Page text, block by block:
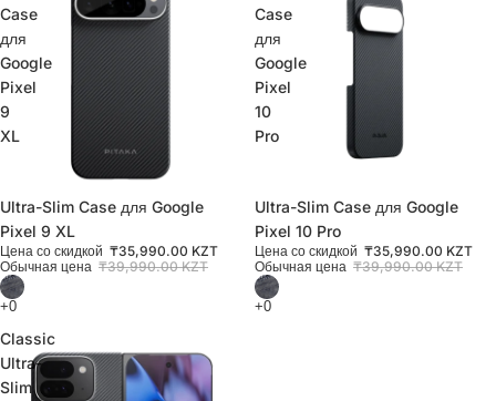
Case
для
Google
Pixel
9
XL
Распродано
Ultra-Slim Case для Google
Pixel 9 XL
Цена со скидкой ₸35,990.00 KZT
Обычная цена ₸39,990.00 KZT
Case
для
Google
Pixel
10
Pro
Распродажа
Ultra-Slim Case для Google
Pixel 10 Pro
Цена со скидкой ₸35,990.00 KZT
Обычная цена ₸39,990.00 KZT
Classic
Ultra-
Slim